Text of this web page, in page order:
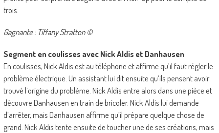
trois.
Gagnante : Tiffany Stratton ©
Segment en coulisses avec Nick Aldis et Danhausen
En coulisses, Nick Aldis est au téléphone et affirme qu’il faut régler le
problème électrique. Un assistant lui dit ensuite qu’ils pensent avoir
trouvé l’origine du problème. Nick Aldis entre alors dans une pièce et
découvre Danhausen en train de bricoler. Nick Aldis lui demande
d’arrêter, mais Danhausen affirme qu’il prépare quelque chose de
grand. Nick Aldis tente ensuite de toucher une de ses créations, mais